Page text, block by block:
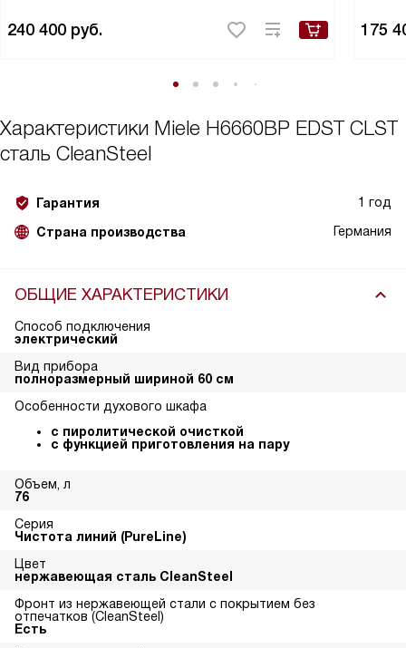
240 400 руб. 175
Характеристики Miele H6660BP EDST CLST
сталь CleanSteel
Гарантия 1 год
Страна производства Германия
ОБЩИЕ ХАРАКТЕРИСТИКИ
Способ подключения
электрический
Вид прибора
полноразмерный шириной 60 см
Особенности духового шкафа
с пиролитической очисткой
с функцией приготовления на пару
Объем, л
76
Серия
Чистота линий (PureLine)
Цвет
нержавеющая сталь CleanSteel
Фронт из нержавеющей стали с покрытием без
отпечатков (CleanSteel)
Есть